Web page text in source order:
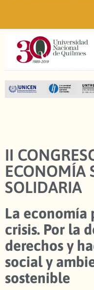
II
ECONOMÍA
SOLIDARIA
La economía
crisis. Por la
derechos y
social y
sostenible